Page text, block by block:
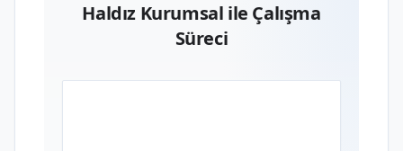
Haldız Kurumsal ile Çalışma
Süreci